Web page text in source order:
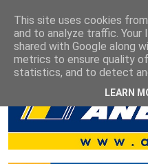
This site uses cookies
and to analyze traffic. Your
shared with Google along
metrics to ensure quality
statistics, and to detect
LEARN